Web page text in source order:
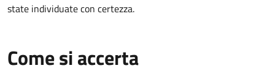
state individuate con certezza.
Come si accerta